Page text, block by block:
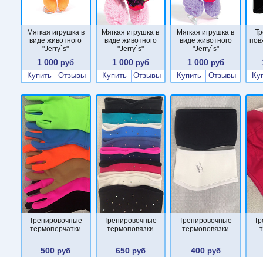
Мягкая игрушка в
виде животного
"Jerry`s"
1 000 руб
Купить
Отзывы
Мягкая игрушка в
виде животного
"Jerry`s"
1 000 руб
Купить
Отзывы
Мягкая игрушка в
виде животного
"Jerry`s"
1 000руб
Купить
Отзывы
Тренировочные
термоперчатки
500 руб
Тренировочные
термоповязки
650 руб
Тренировочные
термоповязки
400руб